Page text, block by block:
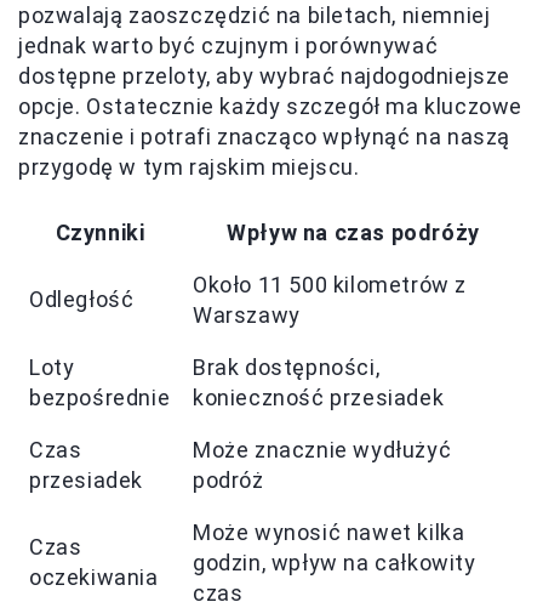
pozwalają zaoszczędzić na biletach, niemniej
jednak warto być czujnym i porównywać
dostępne przeloty, aby wybrać najdogodniejsze
opcje. Ostatecznie każdy szczegół ma kluczowe
znaczenie i potrafi znacząco wpłynąć na naszą
przygodę w tym rajskim miejscu.
Czynniki Wpływ na czas podróży
Odległość
Około 11 500 kilometrów z
Warszawy
Loty
bezpośrednie
Brak dostępności,
konieczność przesiadek
Czas
przesiadek
Może znacznie wydłużyć
podróż
Czas
oczekiwania
Może wynosić nawet kilka
godzin, wpływ na całkowity
czas